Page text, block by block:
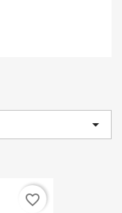

favorite_border